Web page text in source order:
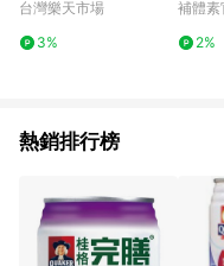
頁標示為準！
台灣樂天市場
3%
補體素
2%
熱銷排行榜